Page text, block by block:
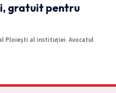
gratuit pentru
Ploiești al instituției Avocatul